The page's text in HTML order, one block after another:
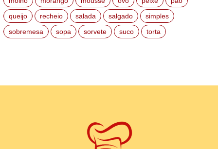
queijo
recheio salada salgado
simples
sobremesa
sopa sorvete suco torta